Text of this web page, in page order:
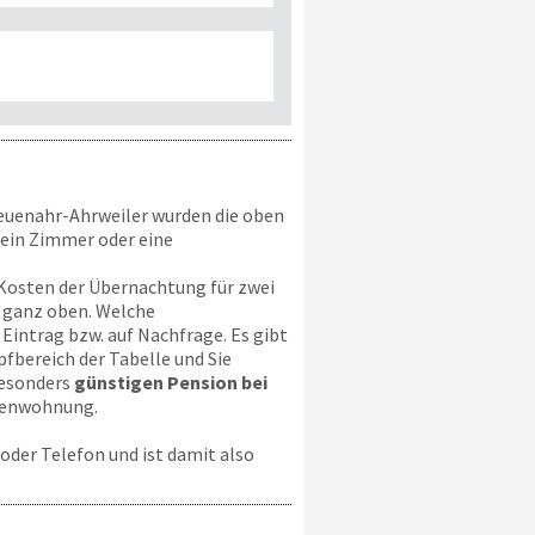
Ahrweiler wurden die oben
Zimmer oder eine
der Übernachtung für zwei
oben. Welche
bzw. auf Nachfrage. Es gibt
der Tabelle und Sie
günstigen Pension bei
Telefon und ist damit also